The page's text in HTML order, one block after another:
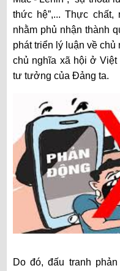
thức hệ”,... Thực
nhằm phủ nhận thành
phát triển lý luận về
chủ nghĩa xã hội ở Việt
tư tưởng của Đảng ta.
Do đó,đấu tranh